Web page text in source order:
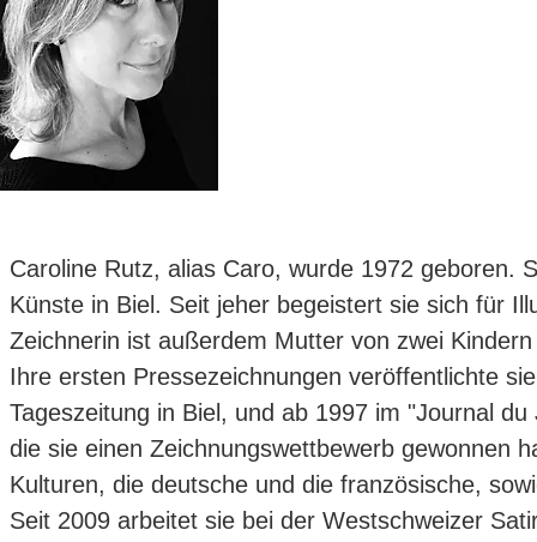
Caroline Rutz, alias Caro, wurde 1972 geboren.
Künste in Biel. Seit jeher begeistert sie sich für
Zeichnerin ist außerdem Mutter von zwei
Ihre ersten Pressezeichnungen veröffentlichte
Tageszeitung in Biel, und ab 1997 im "Journal
die sie einen Zeichnungswettbewerb gewonnen
Kulturen, die deutsche und die französische,
Seit 2009 arbeitet sie bei der Westschweizer